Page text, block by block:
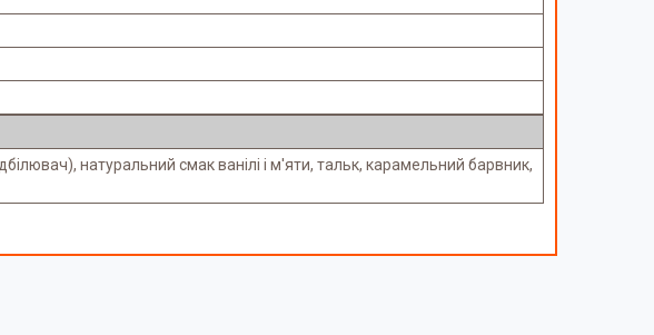
натуральний смак ванілі і м'яти, тальк, карамельний барвник,